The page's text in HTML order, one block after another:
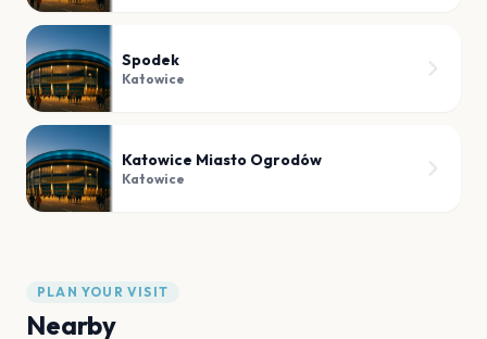
Spodek
Katowice
Katowice Miasto Ogrodów
Katowice
PLAN YOUR VISIT
Nearby